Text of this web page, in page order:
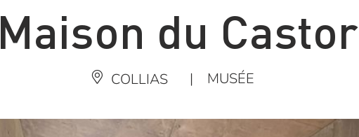
Maison du Castor
COLLIAS | MUSÉE